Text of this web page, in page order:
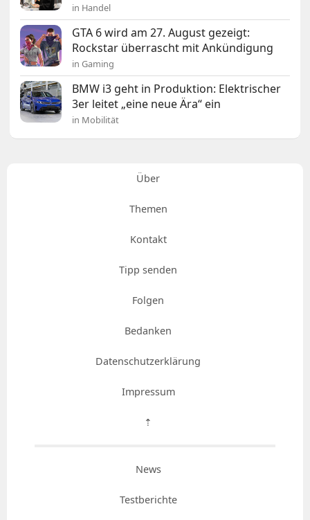
in Handel
GTA 6 wird am 27. August gezeigt:
Rockstar überrascht mit Ankündigung
in Gaming
BMW i3 geht in Produktion: Elektrischer
3er leitet „eine neue Ära“ ein
in Mobilität
Über
Themen
Kontakt
Tipp senden
Folgen
Bedanken
Datenschutzerklärung
Impressum
⇡
News
Testberichte